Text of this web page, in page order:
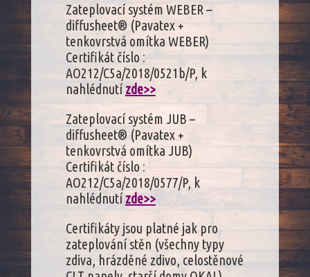
Zateplovací systém WEBER –
diffusheet® (Pavatex +
tenkovrstvá omítka WEBER)
Certifikát číslo :
AO212/C5a/2018/0521b/P, k
nahlédnutízde>>
Zateplovací systém JUB –
diffusheet® (Pavatex +
tenkovrstvá omítka JUB)
Certifikát číslo :
AO212/C5a/2018/0577/P, k
nahlédnutízde>>
Certifikáty jsou platné jak pro
zateplování stěn (všechny typy
zdiva, hrázděné zdivo, celostěnové